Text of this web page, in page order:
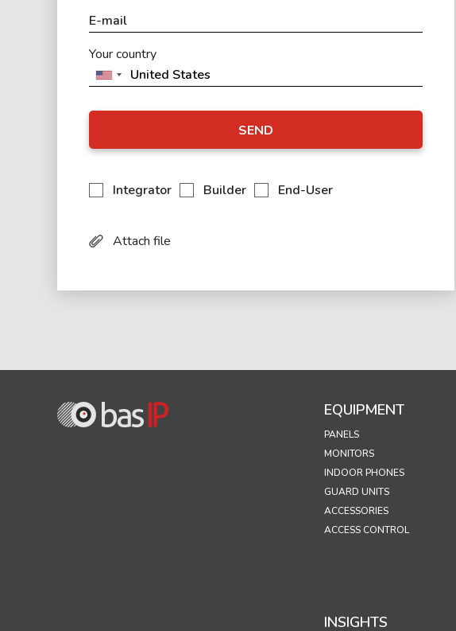
Your country
SEND
Integrator Builder End-User
Attach file
EQUIPMENT
PANELS
MONITORS
INDOOR PHONES
GUARD UNITS
ACCESSORIES
ACCESS CONTROL
INSIGHTS